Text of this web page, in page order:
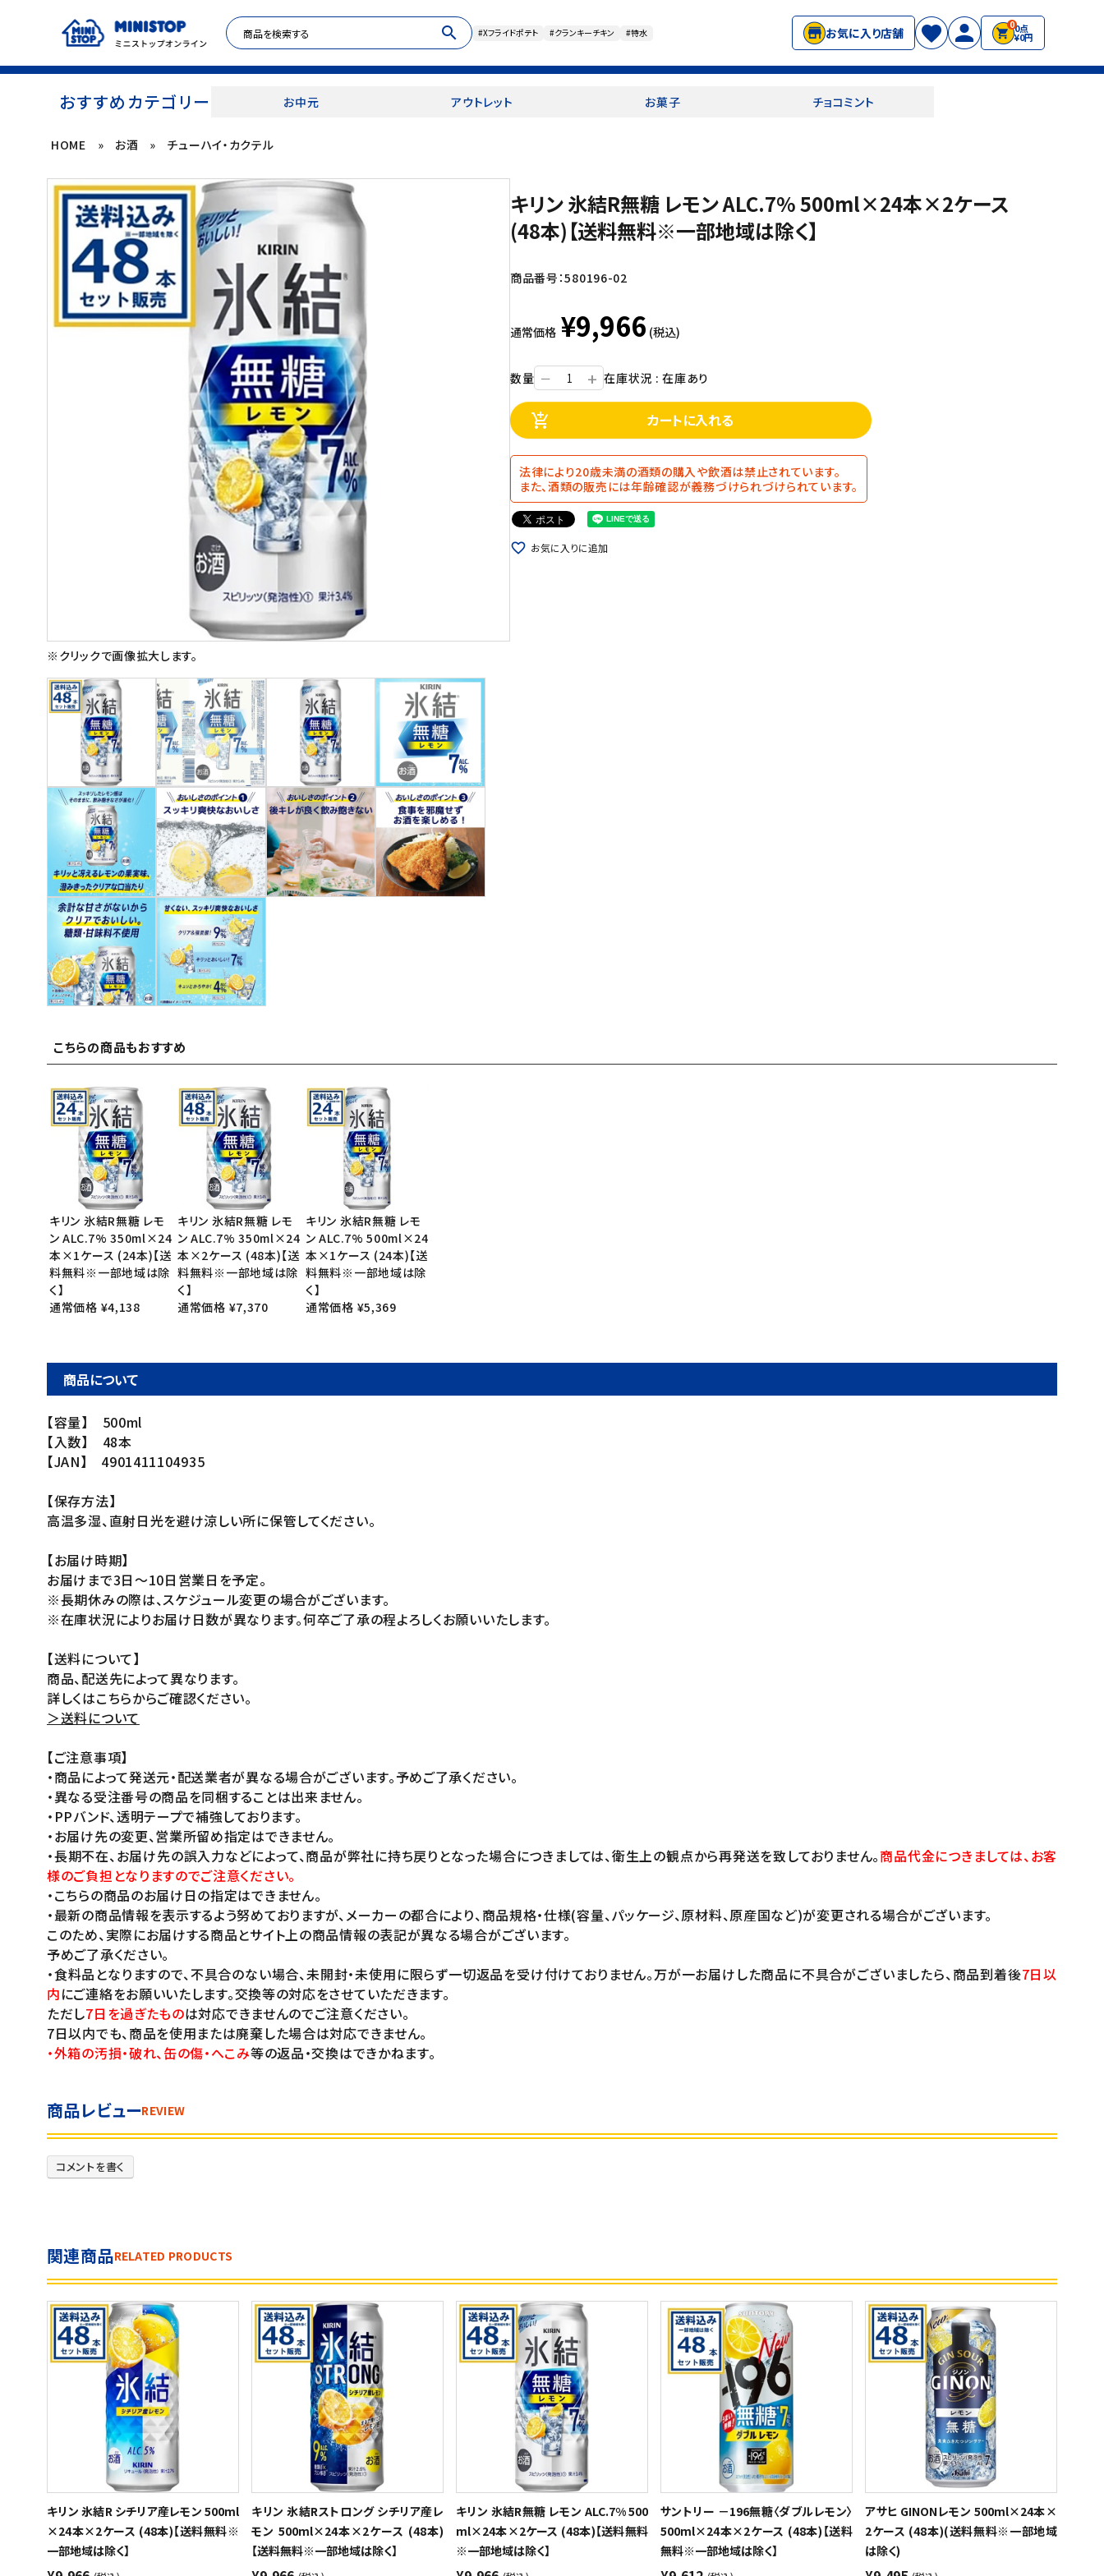
search #Xフライドポテト #クランキーチキン #特水 お気に入り店舗
00点
¥0円
おすすめカテゴリー お中元 アウトレット お菓子 チョコミント
ACCOUNT MENU
ログイン person 新規登録
カテゴリから探す
冷凍食品
フードロス
ペット用品
SHOP GUIDE
ご利用ガイド
お問い合わせ
特定商取引法表示について
プライバシーポリシー
利用規約
会社概要
HOME » お酒 » チューハイ・カクテル
※クリックで画像拡大します。
キリン 氷結R無糖 レモン ALC.7% 500ml×24本×2ケース
(48本)【送料無料※一部地域は除く】
商品番号：580196-02
通常価格 ¥9,966 (税込)
数量 ー + 在庫状況 : 在庫あり
add_shopping_cart カートに入れる
法律により20歳未満の酒類の購入や飲酒は禁止されています。
また、酒類の販売には年齢確認が義務づけられづけられています。
favorite_border お気に入りに追加
こちらの商品もおすすめ
キリン 氷結R無糖 レモ
ン ALC.7% 350ml×24
本×1ケース (24本)【送
料無料※一部地域は除
く】
通常価格 ¥4,138
キリン 氷結R無糖 レモ
ン ALC.7% 350ml×24
本×2ケース (48本)【送
料無料※一部地域は除
く】
通常価格 ¥7,370
キリン 氷結R無糖 レモ
ン ALC.7% 500ml×24
本×1ケース (24本)【送
料無料※一部地域は除
く】
通常価格 ¥5,369
商品について
【容量】 500ml
【入数】 48本
【JAN】 4901411104935
【保存方法】
高温多湿、直射日光を避け涼しい所に保管してください。
【お届け時期】
お届けまで3日～10日営業日を予定。
※長期休みの際は、スケジュール変更の場合がございます。
※在庫状況によりお届け日数が異なります。何卒ご了承の程よろしくお願いいたします。
【送料について】
商品、配送先によって異なります。
詳しくはこちらからご確認ください。
＞送料について
【ご注意事項】
・商品によって発送元・配送業者が異なる場合がございます。予めご了承ください。
・異なる受注番号の商品を同梱することは出来ません。
・PPバンド、透明テープで補強しております。
・お届け先の変更、営業所留め指定はできません。
・長期不在、お届け先の誤入力などによって、商品が弊社に持ち戻りとなった場合につきましては、衛生上の観点から再発送を致しておりません。商品代金につきましては、お客
様のご負担となりますのでご注意ください。
・こちらの商品のお届け日の指定はできません。
・最新の商品情報を表示するよう努めておりますが、メーカーの都合により、商品規格・仕様(容量、パッケージ、原材料、原産国など)が変更される場合がございます。
このため、実際にお届けする商品とサイト上の商品情報の表記が異なる場合がございます。
予めご了承ください。
・食料品となりますので、不具合のない場合、未開封・未使用に限らず一切返品を受け付けておりません。万が一お届けした商品に不具合がございましたら、商品到着後7日以
内にご連絡をお願いいたします。交換等の対応をさせていただきます。
ただし7日を過ぎたものは対応できませんのでご注意ください。
7日以内でも、商品を使用または廃棄した場合は対応できません。
・外箱の汚損・破れ、缶の傷・へこみ等の返品・交換はできかねます。
商品レビューREVIEW
コメントを書く
関連商品RELATED PRODUCTS
キリン 氷結R シチリア産レモン 500ml
×24本×2ケース (48本)【送料無料※
一部地域は除く】
キリン 氷結Rストロング シチリア産レ
モン 500ml×24本×2ケース (48本)
【送料無料※一部地域は除く】
キリン 氷結R無糖 レモン ALC.7% 500
ml×24本×2ケース (48本)【送料無料
※一部地域は除く】
サントリー －196無糖〈ダブルレモン〉
500ml×24本×2ケース (48本)【送料
無料※一部地域は除く】
アサヒ GINONレモン 500ml×24本×
2ケース (48本)(送料無料※一部地域
は除く)